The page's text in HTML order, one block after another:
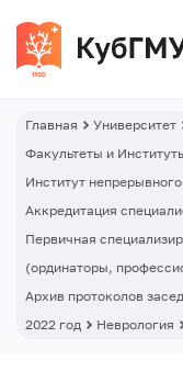
Главная Университет
Факультеты и
Институт
Аккредитация
Первичная
(ординаторы,
Архив протоколов
2022 год
Неврология